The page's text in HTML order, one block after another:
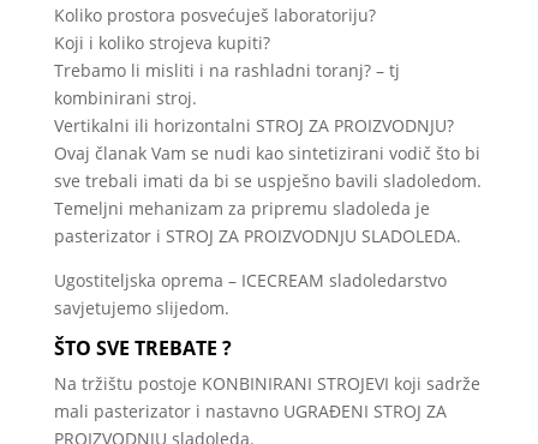
Koliko prostora posvećuješ laboratoriju?
Koji i koliko strojeva kupiti?
Trebamo li misliti i na rashladni toranj? – tj
kombinirani stroj.
Vertikalni ili horizontalni STROJ ZA PROIZVODNJU?
Ovaj članak Vam se nudi kao sintetizirani vodič što bi
sve trebali imati da bi se uspješno bavili sladoledom.
Temeljni mehanizam za pripremu sladoleda je
pasterizator i STROJ ZA PROIZVODNJU SLADOLEDA.
Ugostiteljska oprema – ICECREAM sladoledarstvo
savjetujemo slijedom.
ŠTO SVE TREBATE ?
Na tržištu postoje KONBINIRANI STROJEVI koji sadrže
mali pasterizator i nastavno UGRAĐENI STROJ ZA
PROIZVODNJU sladoleda.